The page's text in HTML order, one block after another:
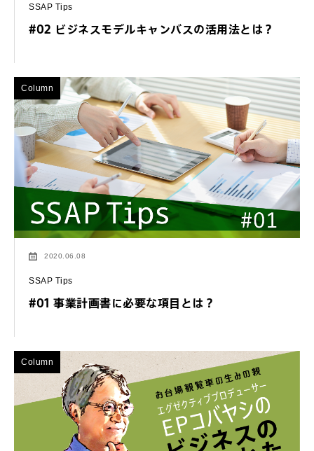
SSAP Tips
#02 ビジネスモデルキャンバスの活用法とは？
Column
2020.06.08
SSAP Tips
#01 事業計画書に必要な項目とは？
Column